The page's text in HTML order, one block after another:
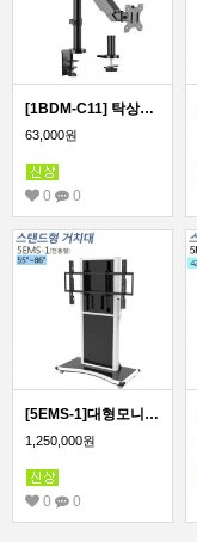
[1BDM-C11] 탁상형 모니터 스탠드 거치대/17~27인치
63,000원
0 0
[5EMS-1]대형모니터 전자칠판 전동식 이동형 스탠드 거치대/국내제작! 티비존 신제품!
1,250,000원
0 0